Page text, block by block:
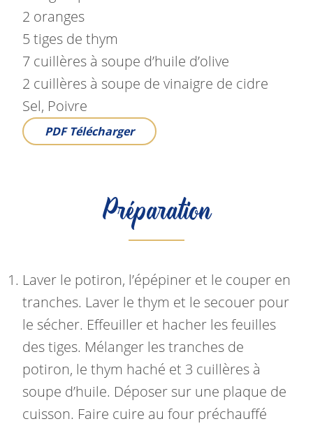
2 oranges
5 tiges de thym
7 cuillères à soupe d’huile d’olive
2 cuillères à soupe de vinaigre de cidre
Sel, Poivre
PDFTélécharger
Préparation
Laver le potiron, l’épépiner et le couper en
tranches. Laver le thym et le secouer pour
le sécher. Effeuiller et hacher les feuilles
des tiges. Mélanger les tranches de
potiron, le thym haché et 3 cuillères à
soupe d’huile. Déposer sur une plaque de
cuisson. Faire cuire au four préchauffé